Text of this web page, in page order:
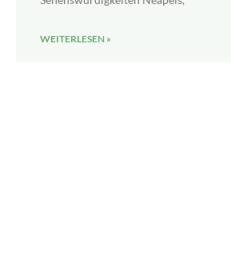
WEITERLESEN »